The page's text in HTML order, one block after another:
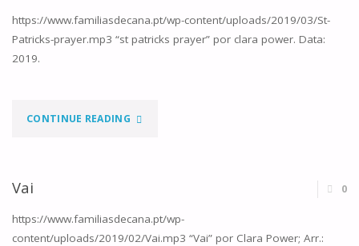
https://www.familiasdecana.pt/wp-content/uploads/2019/03/St-
Patricks-prayer.mp3 “st patricks prayer” por clara power. Data:
2019.
CONTINUE READING"ST
Vai 0
https://www.familiasdecana.pt/wp-
content/uploads/2019/02/Vai.mp3 “Vai” por Clara Power; Arr.: